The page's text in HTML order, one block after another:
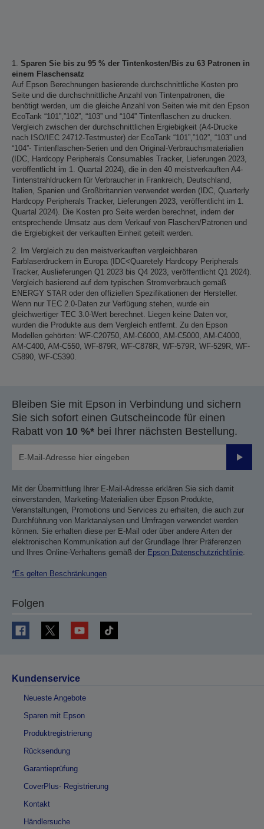
1. Sparen Sie bis zu 95 % der Tintenkosten/Bis zu 63 Patronen in
einem Flaschensatz
Auf Epson Berechnungen basierende durchschnittliche Kosten pro
Seite und die durchschnittliche Anzahl von Tintenpatronen, die
benötigt werden, um die gleiche Anzahl von Seiten wie mit den Epson
EcoTank “101”,”102”, “103” und “104” Tintenflaschen zu drucken.
Vergleich zwischen der durchschnittlichen Ergiebigkeit (A4-Drucke
nach ISO/IEC 24712-Testmuster) der EcoTank “101”,”102”, “103” und
“104”- Tintenflaschen-Serien und den Original-Verbrauchsmaterialien
(IDC, Hardcopy Peripherals Consumables Tracker, Lieferungen 2023,
veröffentlicht im 1. Quartal 2024), die in den 40 meistverkauften A4-
Tintenstrahldruckern für Verbraucher in Frankreich, Deutschland,
Italien, Spanien und Großbritannien verwendet werden (IDC, Quarterly
Hardcopy Peripherals Tracker, Lieferungen 2023, veröffentlicht im 1.
Quartal 2024). Die Kosten pro Seite werden berechnet, indem der
entsprechende Umsatz aus dem Verkauf von Flaschen/Patronen und
die Ergiebigkeit der verkauften Einheit geteilt werden.
2. Im Vergleich zu den meistverkauften vergleichbaren
Farblaserdruckern in Europa (IDC<Quaretely Hardcopy Peripherals
Tracker, Auslieferungen Q1 2023 bis Q4 2023, veröffentlicht Q1 2024).
Vergleich basierend auf dem typischen Stromverbrauch gemäß
ENERGY STAR oder den offiziellen Spezifikationen der Hersteller.
Wenn nur TEC 2.0-Daten zur Verfügung stehen, wurde ein
gleichwertiger TEC 3.0-Wert berechnet. Liegen keine Daten vor,
wurden die Produkte aus dem Vergleich entfernt. Zu den Epson
Modellen gehörten: WF-C20750, AM-C6000, AM-C5000, AM-C4000,
AM-C400, AM-C550, WF-879R, WF-C878R, WF-579R, WF-529R, WF-
C5890, WF-C5390.
Bleiben Sie mit Epson in Verbindung und sichern
Sie sich sofort einen Gutscheincode für einen
Rabatt von 10 %* bei Ihrer nächsten Bestellung.
Mit der Übermittlung Ihrer E-Mail-Adresse erklären Sie sich damit
einverstanden, Marketing-Materialien über Epson Produkte,
Veranstaltungen, Promotions und Services zu erhalten, die auch zur
Durchführung von Marktanalysen und Umfragen verwendet werden
können. Sie erhalten diese per E-Mail oder über andere Arten der
elektronischen Kommunikation auf der Grundlage Ihrer Präferenzen
und Ihres Online-Verhaltens gemäß der Epson Datenschutzrichtlinie.
*Es gelten Beschränkungen
Folgen
Kundenservice
Neueste Angebote
Sparen mit Epson
Produktregistrierung
Rücksendung
Garantieprüfung
CoverPlus- Registrierung
Kontakt
Händlersuche